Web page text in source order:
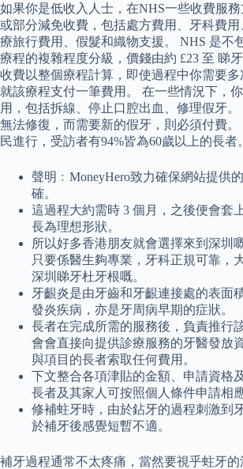
如果你是低收入人士，在NHS一些收費服
或部分減免收費，包括處方費用、牙科費
療旅行費用、假髮和織物支援。 NHS 是不
療程的複雜程度分級，價錢由約 £23 至 睇牙
收費以整個療程計算，即使過程中你需要
就該療程支付一筆費用。 在一些情況下，
用，包括拆線、停止口腔出血、修理假牙
無法修復，而需要新的假牙，則必須付費
民進行，受訪者有94%皆為60歲以上的長者。
聲明﹕MoneyHero致力確保網站提供
確。
這過程大約需時 3 個月，之後便會套
長為理想形狀。
所以好多香港朋友就會選擇來到深圳
只要係醫生夠專業，牙科正規可靠，
深圳睇牙杜牙根嘅。
牙齦炎是由牙齒和牙齦連接處的表面
發炎疾病，亦是牙周病早期的症狀。
長者在完成所需的服務後，負責推行
會會直接向提供診療服務的牙醫發放
與項目的長者索取任何費用。
下文整合各項津貼的金額、申請資格
長者及其家人可按照個人條件申請相
修補蛀牙時，由於鉆牙的過程刺激到
於補牙後感覺短暫不適。
補牙過程通常不太疼痛，當然要視乎蛀牙